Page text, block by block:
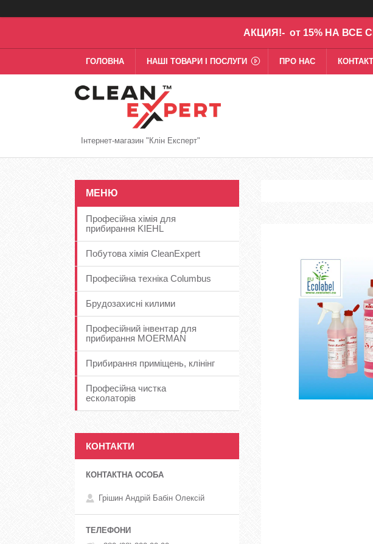
АКЦИЯ!- от 15% НА ВСЕ
ГОЛОВНА НАШІ ТОВАРИ І ПОСЛУГИ ПРО НАС
Інтернет-магазин "Клін Експерт"
Професійна хімія для
прибирання KIEHL
Побутова хімія CleanExpert
Професійна техніка Columbus
Брудозахисні килими
Професійний інвентар для
прибирання MOERMAN
Прибирання приміщень, клінінг
Професійна чистка
есколаторів
КОНТАКТИ
Грішин Андрій Бабін Олексій